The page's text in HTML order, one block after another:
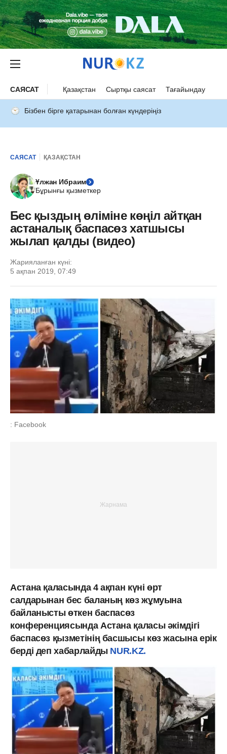
САЯСАТ Қазақстан Сыртқы саясат Тағайындау
Бізбен бірге қатарынан болған күндеріңіз
САЯСАТ ҚАЗАҚСТАН
Ұлжан Ибраим
Бұрынғы қызметкер
Бес қыздың өліміне көңіл айтқан
астаналық баспасөз хатшысы
жылап қалды (видео)
Жарияланған күні:
5 ақпан 2019, 07:49
: Facebook
Астана қаласында 4 ақпан күні өрт
салдарынан бес баланың көз жұмуына
байланысты өткен баспасөз
конференциясында Астана қаласы әкімдігі
баспасөз қызметінің басшысы көз жасына ерік
берді деп хабарлайды NUR.KZ.